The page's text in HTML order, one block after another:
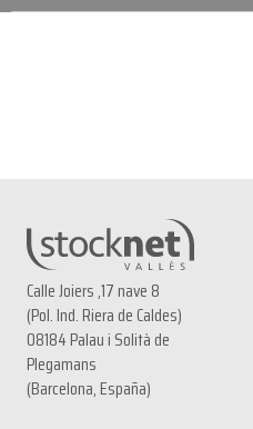
Calle Joiers ,17 nave 8
(Pol. Ind. Riera de Caldes)
08184 Palau i Solità de
Plegamans
(Barcelona, España)